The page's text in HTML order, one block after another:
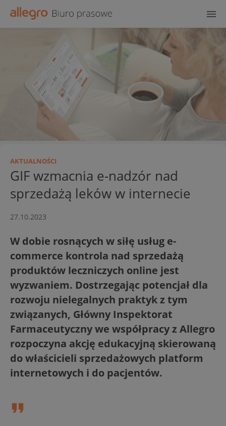
AKTUALNOŚCI
GIF wzmacnia e-nadzór nad
sprzedażą leków w internecie
27.10.2023
W dobie rosnących w siłę usług e-
commerce kontrola nad sprzedażą
produktów leczniczych online jest
wyzwaniem. Dostrzegając potencjał dla
rozwoju nielegalnych praktyk z tym
związanych, Główny Inspektorat
Farmaceutyczny we współpracy z Allegro
rozpoczyna akcję edukacyjną skierowaną
do właścicieli sprzedażowych platform
internetowych i do pacjentów.